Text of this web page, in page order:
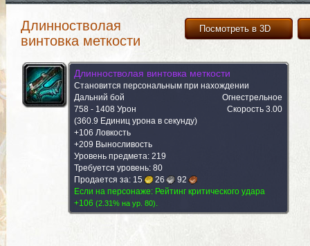
Посмотреть в 3D
Длинностволая
винтовка меткости
Длинностволая винтовка меткости
Становится персональным при нахождении
Дальний бой
Огнестрельное
758 - 1408 Урон
Скорость 3.00
(360.9 Единиц урона в секунду)
+106 Ловкость
+209 Выносливость
Уровень предмета: 219
Требуется уровень: 80
Продается за: 15 26
92
Если на персонаже: Рейтинг критического удара
+106 (2.31% на yp. 80).
Добывается с (1) Комментарии (1) Изображения